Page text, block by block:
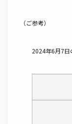
（ご参考）
2024年6月7日